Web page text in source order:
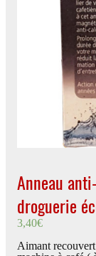
Anneau
droguerie
3,40€
Aimant